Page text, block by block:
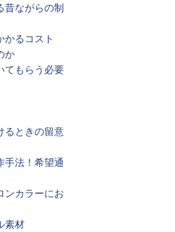
昔ながらの制
かるコスト
か
てもらう必要
るときの留意
手法！希望通
ンカラーにお
素材